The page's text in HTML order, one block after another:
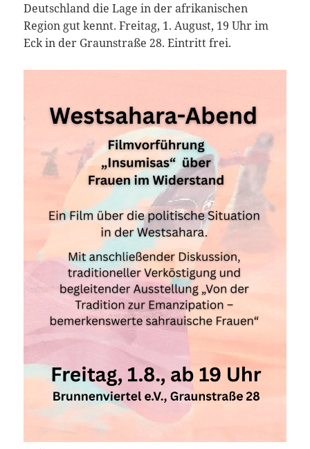
Deutschland die Lage in der afrikanischen
Region gut kennt. Freitag, 1. August, 19 Uhr im
Eck in der Graunstraße 28. Eintritt frei.